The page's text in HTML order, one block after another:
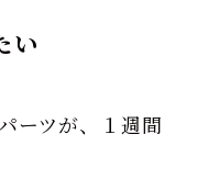
い
ーツが、１週間